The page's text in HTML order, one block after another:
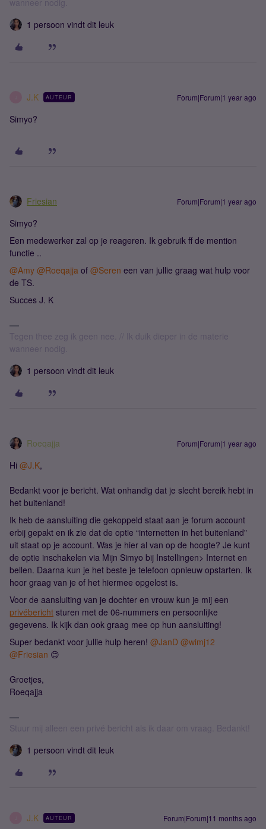
wanneer nodig.
1 persoon vindt dit leuk
J.K AUTEUR Forum|Forum|1 year ago
Simyo?
Friesian Forum|Forum|1 year ago
Simyo?
Een medewerker zal op je reageren. Ik gebruik ff de mention
functie ..
@Amy @Roeqajja of ​ @Seren een van jullie graag wat hulp voor
de TS.
Succes J. K
Tegen thee zeg ik geen nee. // Ik duik dieper in de materie
wanneer nodig.
1 persoon vindt dit leuk
Roeqajja Forum|Forum|1 year ago
Hi ​ @J.K,
Bedankt voor je bericht. Wat onhandig dat je slecht bereik hebt in
het buitenland!
Ik heb de aansluiting die gekoppeld staat aan je forum account
erbij gepakt en ik zie dat de optie “internetten in het buitenland"
uit staat op je account. Was je hier al van op de hoogte? Je kunt
de optie inschakelen via Mijn Simyo bij Instellingen> Internet en
bellen. Daarna kun je het beste je telefoon opnieuw opstarten. Ik
hoor graag van je of het hiermee opgelost is.
Voor de aansluiting van je dochter en vrouw kun je mij een
privébericht sturen met de 06-nummers en persoonlijke
gegevens. Ik kijk dan ook graag mee op hun aansluiting!
Super bedankt voor jullie hulp heren! ​ @JanD @wimj12
@Friesian 😊
Groetjes,
Roeqajja
Stuur mij alleen een privé bericht als ik daar om vraag. Bedankt!
1 persoon vindt dit leuk
J.K AUTEUR Forum|Forum|11 months ago